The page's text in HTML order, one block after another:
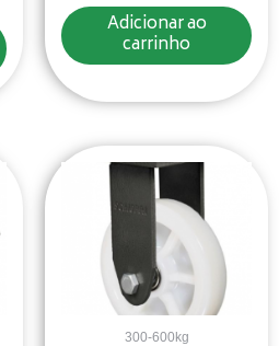
Adicionar ao
carrinho
300-600kg